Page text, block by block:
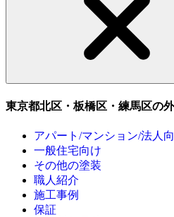
東京都北区・板橋区・練馬区の
アパート/マンション/法人
一般住宅向け
その他の塗装
職人紹介
施工事例
保証